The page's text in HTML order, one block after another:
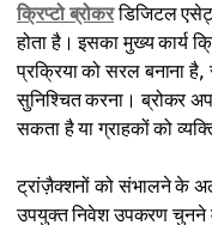
क्रिप्टो ब्रोकरडिजिटल
होता है। इसका मुख्य कार्य
प्रक्रिया को सरल बनाना
सुनिश्चित करना। ब्रोकर
सकता है या ग्राहकों को
ट्रांज़ैक्शनों को संभालने के
उपयुक्त निवेश उपकरण चुनने